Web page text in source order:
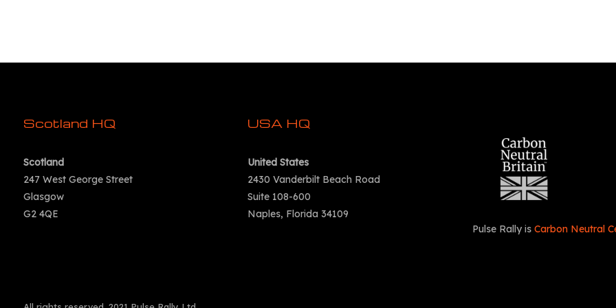
Scotland HQ
Scotland
247 West George Street
Glasgow
G2 4QE
USA HQ
United States
2430 Vanderbilt Beach Road
Suite 108-600
Naples, Florida 34109
Pulse Rally is Carbon Neutral